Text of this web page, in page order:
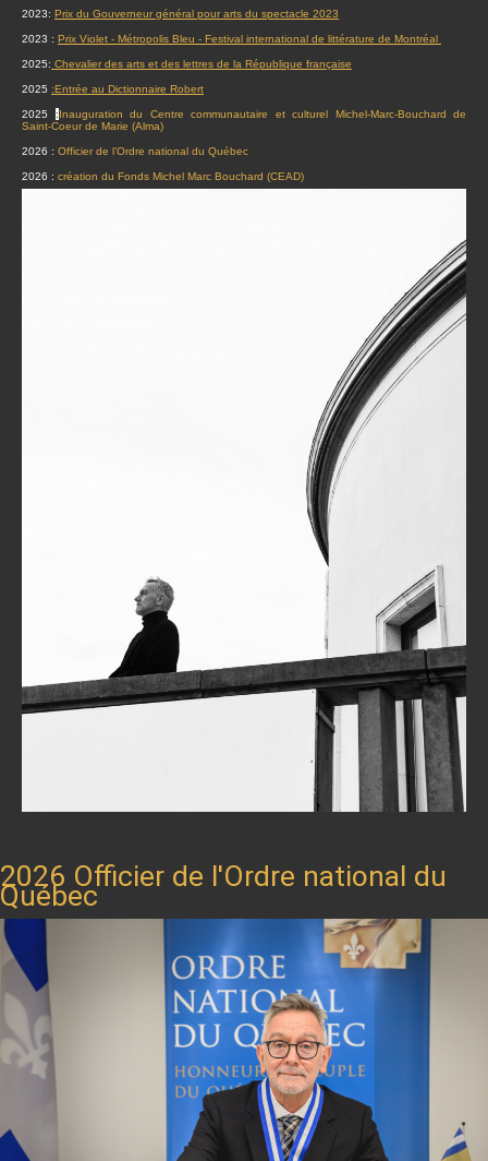
2023: Prix du Gouverneur général pour arts du spectacle 2023
2023 : Prix Violet - Métropolis Bleu - Festival international de littérature de Montréal
2025: Chevalier des arts et des lettres de la République française
2025 :Entrée au Dictionnaire Robert
2025 :Inauguration du Centre communautaire et culturel Michel-Marc-Bouchard de
Saint-Coeur de Marie (Alma)
2026 : Officier de l’Ordre national du Québec
2026 : création du Fonds Michel Marc Bouchard (CEAD)
2026 Officier de l'Ordre national du
Québec